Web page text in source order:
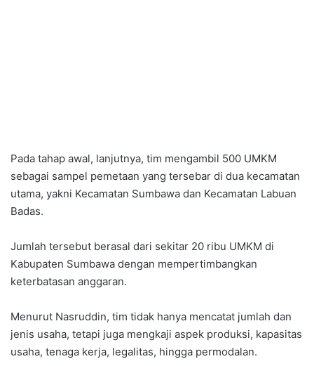
Pada tahap awal, lanjutnya, tim mengambil 500 UMKM
sebagai sampel pemetaan yang tersebar di dua kecamatan
utama, yakni Kecamatan Sumbawa dan Kecamatan Labuan
Badas.
Jumlah tersebut berasal dari sekitar 20 ribu UMKM di
Kabupaten Sumbawa dengan mempertimbangkan
keterbatasan anggaran.
Menurut Nasruddin, tim tidak hanya mencatat jumlah dan
jenis usaha, tetapi juga mengkaji aspek produksi, kapasitas
usaha, tenaga kerja, legalitas, hingga permodalan.